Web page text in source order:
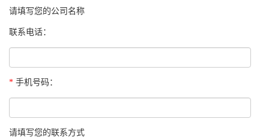
请填写您的公司名称
联系电话：
* 手机号码：
请填写您的联系方式